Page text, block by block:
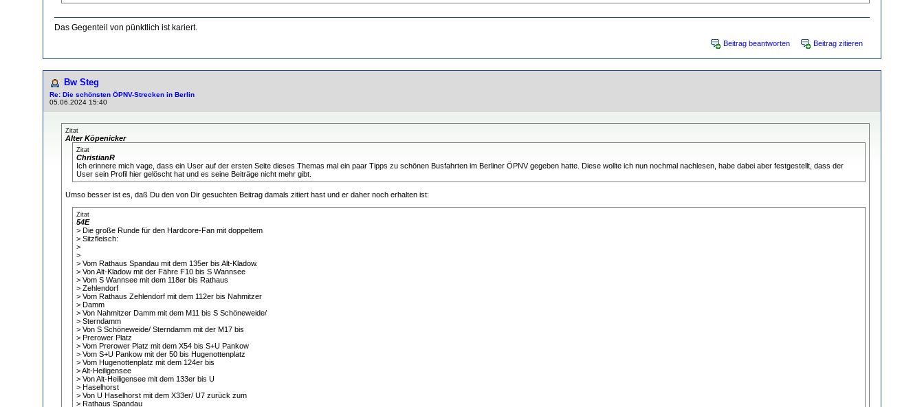
Das Gegenteil von pünktlich ist kariert.
Beitrag beantworten Beitrag zitieren
Bw Steg
Re: Die schönsten ÖPNV-Strecken in Berlin
05.06.2024 15:40
Zitat
Alter Köpenicker
Zitat
ChristianR
Ich erinnere mich vage, dass ein User auf der ersten Seite dieses Themas mal ein paar Tipps zu schönen Busfahrten im Berliner ÖPNV gegeben hatte. Diese wollte ich nun nochmal nachlesen, habe dabei aber festgestellt, dass der
User sein Profil hier gelöscht hat und es seine Beiträge nicht mehr gibt.
Umso besser ist es, daß Du den von Dir gesuchten Beitrag damals zitiert hast und er daher noch erhalten ist:
Zitat
54E
> Die große Runde für den Hardcore-Fan mit doppeltem
> Sitzfleisch:
>
>
> Vom Rathaus Spandau mit dem 135er bis Alt-Kladow.
> Von Alt-Kladow mit der Fähre F10 bis S Wannsee
> Vom S Wannsee mit dem 118er bis Rathaus
> Zehlendorf
> Vom Rathaus Zehlendorf mit dem 112er bis Nahmitzer
> Damm
> Von Nahmitzer Damm mit dem M11 bis S Schöneweide/
> Sterndamm
> Von S Schöneweide/ Sterndamm mit der M17 bis
> Prerower Platz
> Vom Prerower Platz mit dem X54 bis S+U Pankow
> Vom S+U Pankow mit der 50 bis Hugenottenplatz
> Vom Hugenottenplatz mit dem 124er bis
> Alt-Heiligensee
> Von Alt-Heiligensee mit dem 133er bis U
> Haselhorst
> Von U Haselhorst mit dem X33er/ U7 zurück zum
> Rathaus Spandau